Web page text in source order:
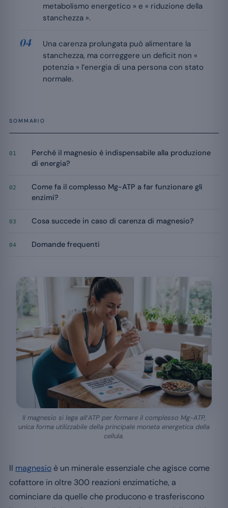
metabolismo energetico » e « riduzione della
stanchezza ».
Una carenza prolungata può alimentare la
stanchezza, ma correggere un deficit non «
potenzia » l’energia di una persona con stato
normale.
SOMMARIO
01
Perché il magnesio è indispensabile alla produzione
di energia?
02
Come fa il complesso Mg-ATP a far funzionare gli
enzimi?
03 Cosa succede in caso di carenza di magnesio?
04 Domande frequenti
Il magnesio si lega all’ATP per formare il complesso Mg-ATP,
unica forma utilizzabile della principale moneta energetica della
cellula.
Il magnesio è un minerale essenziale che agisce come
cofattore in oltre 300 reazioni enzimatiche, a
cominciare da quelle che producono e trasferiscono